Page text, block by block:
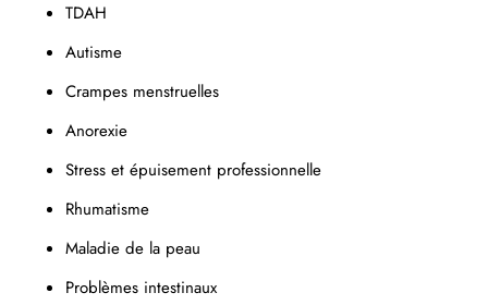
TDAH
Autisme
Crampes menstruelles
Anorexie
Stress et épuisement professionnelle
Rhumatisme
Maladie de la peau
Problèmes intestinaux